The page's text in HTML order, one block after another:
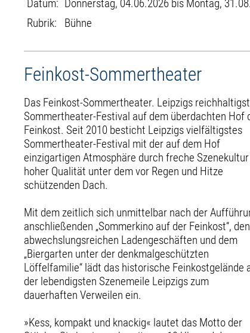
Datum: Donnerstag, 04.06.2026 bis Montag,
Rubrik:
Bühne
Feinkost-Sommertheater
Das Feinkost-Sommertheater. Leipzigs
Sommertheater-Festival auf dem überdachten Hof
Feinkost. Seit 2010 besticht Leipzigs vielfältigstes
Sommertheater-Festival mit der auf dem Hof
einzigartigen Atmosphäre durch freche
hoher Qualität unter dem vor Regen und Hitze
schützenden Dach.
Mit dem zeitlich sich unmittelbar nach der
anschließenden „Sommerkino auf der Feinkost“, den
abwechslungsreichen Ladengeschäften und dem
„Biergarten unter der denkmalgeschützten
Löffelfamilie“ lädt das historische Feinkostgelände
der lebendigsten Szenemeile Leipzigs zum
dauerhaften Verweilen ein.
»Kess, kompakt und knackig« lautet das Motto der